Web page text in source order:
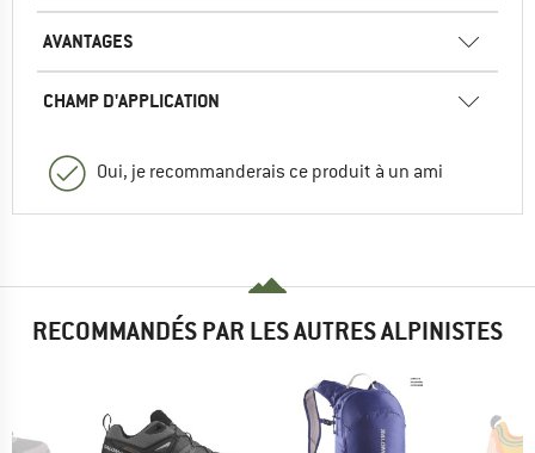
AVANTAGES
CHAMP D'APPLICATION
Oui, je recommanderais ce produit à un ami
RECOMMANDÉS PAR LES AUTRES ALPINISTES